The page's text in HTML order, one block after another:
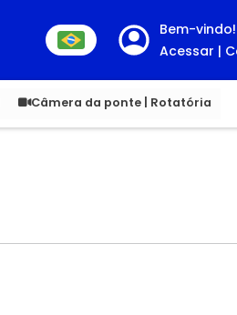
Bem-vindo!
Acessar |
Câmera da ponte | Rotatória
1.00